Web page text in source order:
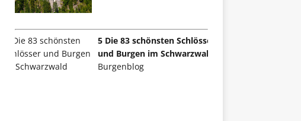
5 Die 83 schönsten Schlösser
und Burgen im Schwarzwald
Burgenblog